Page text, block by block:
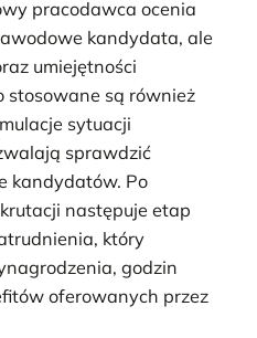
pracodawca ocenia
kandydata, ale
umiejętności
stosowane są również
sytuacji
sprawdzić
kandydatów. Po
następuje etap
który
godzin
oferowanych przez